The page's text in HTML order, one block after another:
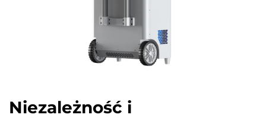
Niezależność i